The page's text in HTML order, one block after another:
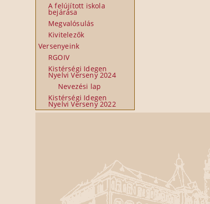
A felújított iskola
bejárása
Megvalósulás
Kivitelezők
Versenyeink
RGOIV
Kistérségi Idegen
Nyelvi Verseny 2024
Nevezési lap
Kistérségi Idegen
Nyelvi Verseny 2022